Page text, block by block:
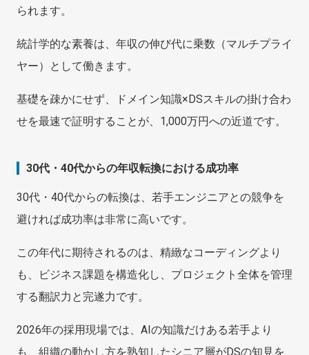
られます。
統計学的な素養は、年収の伸び代に乗数（マルチプライ
ヤー）として働きます。
基礎を疎かにせず、ドメイン知識×DSスキルの掛け合わ
せを最速で証明することが、1,000万円への近道です。
30代・40代からの年収転換における成功率
30代・40代からの転換は、若手エンジニアとの競争を
避ければ成功率は非常に高いです。
この年代に期待されるのは、精緻なコーディングより
も、ビジネス課題を構造化し、プロジェクト全体を管理
する翻訳力と完遂力です。
2026年の採用現場では、AIの知識だけある若手より
も、組織の動かし方を熟知したシニア層がDSの知見を